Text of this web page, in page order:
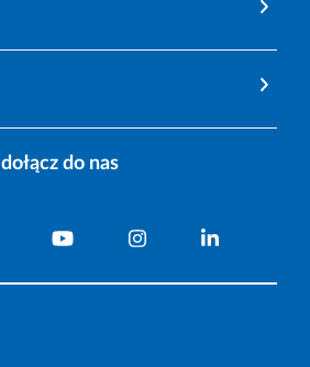
dołącz do nas